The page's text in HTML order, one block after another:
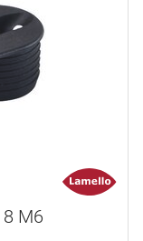
8 M6